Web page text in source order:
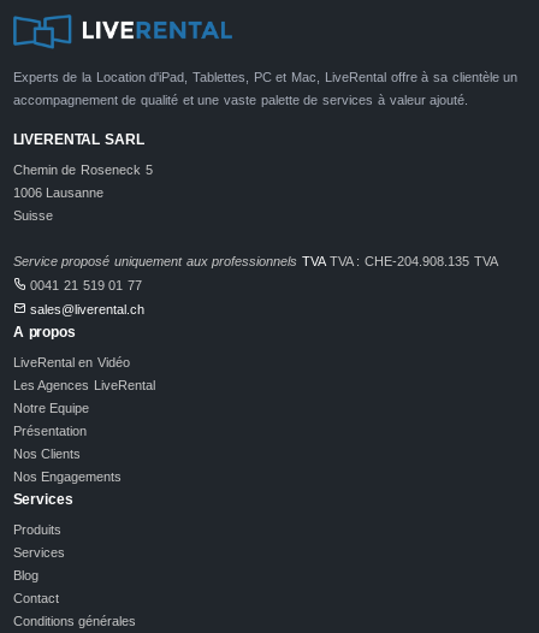
Experts de la Location d'iPad, Tablettes, PC et Mac, LiveRental offre à sa clientèle un
accompagnement de qualité et une vaste palette de services à valeur ajouté.
LIVERENTAL SARL
Chemin de Roseneck 5
1006 Lausanne
Suisse
Service proposé uniquement aux professionnels TVATVA : CHE-204.908.135 TVA
0041 21 519 01 77
sales@liverental.ch
A propos
LiveRental en Vidéo
Les Agences LiveRental
Notre Equipe
Présentation
Nos Clients
Nos Engagements
Services
Produits
Services
Blog
Contact
Conditions générales